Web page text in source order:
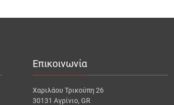
Επικοινωνία
Χαριλάου Τρικούπη 26
30131 Αγρίνιο, GR